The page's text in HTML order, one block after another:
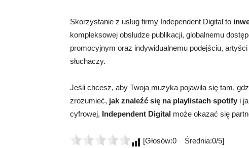
Skorzystanie z usług firmy Independent Digital to
kompleksowej obsłudze publikacji, globalnemu
promocyjnym oraz indywidualnemu podejściu,
słuchaczy.
Jeśli chcesz, aby Twoja muzyka pojawiła się tam,
zrozumieć, jak znaleźć się na playlistach spotify i
cyfrowej, Independent Digital może okazać się
[Głosów:0 Średnia:0/5]